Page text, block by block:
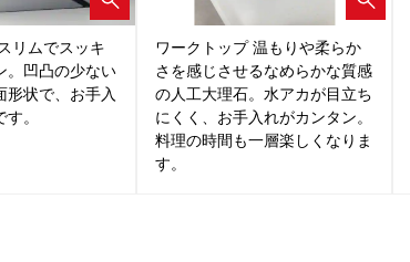
リムでスッキ
。凹凸の少ない
形状で、お手入
。
ワークトップ 温もりや柔らか
さを感じさせるなめらかな質感
の人工大理石。水アカが目立ち
にくく、お手入れがカンタン。
料理の時間も一層楽しくなりま
す。